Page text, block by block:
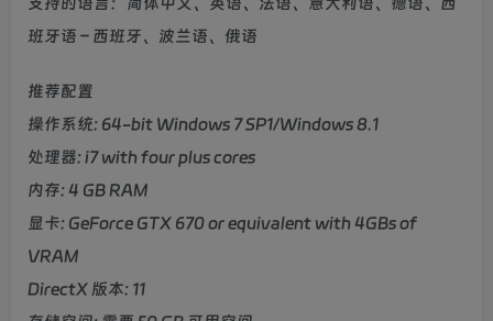
班牙语 – 西班牙、波兰语、俄语
推荐配置
操作系统: 64-bit Windows 7 SP1/Windows 8.1
处理器: i7 with four plus cores
内存: 4 GB RAM
显卡: GeForce GTX 670 or equivalent with 4GBs of
VRAM
DirectX 版本: 11